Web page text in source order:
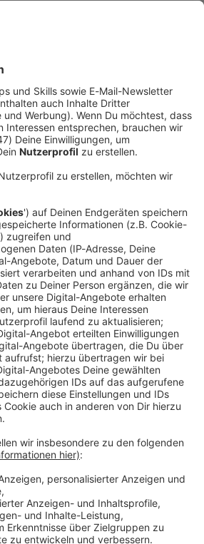
auf dem Laufenden
bleiben!
- mit unserem kostenlosen
Newsletter. Ob Nachrichten,
neuesten Aktionen - wir
informieren dich.
Newsletter anmelden